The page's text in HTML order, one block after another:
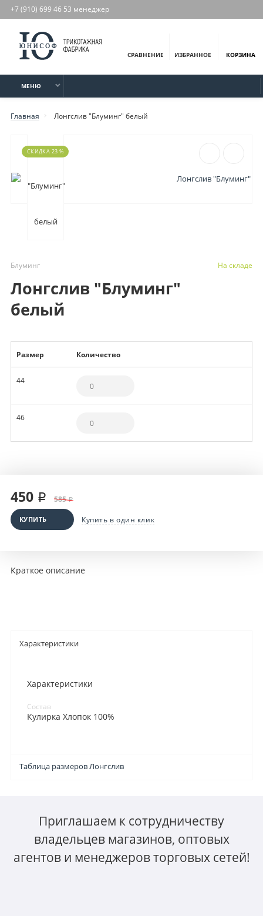
+7 (910) 699 46 53 менеджер
СРАВНЕНИЕ ИЗБРАННОЕ КОРЗИНА
МЕНЮ
Главная Лонгслив "Блуминг" белый
СКИДКА 23 %
Блуминг
Лонгслив "Блуминг"
белый
На складе
Размер Количество
44
46
450 ₽ 585 ₽
КУПИТЬ Купить в один клик
Краткое описание
Характеристики
Характеристики
Состав
Кулирка Хлопок 100%
Таблица размеров Лонгслив
Приглашаем к сотрудничеству
владельцев магазинов, оптовых
агентов и менеджеров торговых сетей!